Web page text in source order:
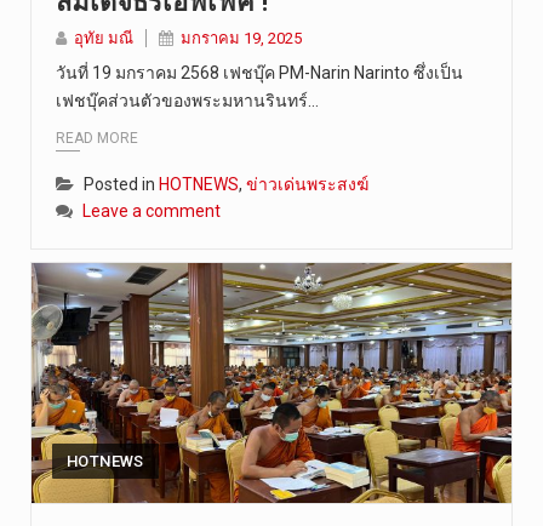
อุทัย มณี มกราคม 19, 2025
วันที่ 19 มกราคม 2568 เฟชบุ๊ค PM-Narin Narinto ซึ่งเป็น
เฟชบุ๊คส่วนตัวของพระมหานรินทร์…
READ MORE
Posted in HOTNEWS, ข่าวเด่นพระสงฆ์
Leave a comment
HOTNEWS